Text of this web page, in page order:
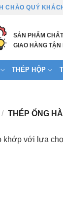
CHÀO QUÝ
SẢN PHẨM
GIAO HÀNG TẬN
THÉP HỘP
/ THÉP ỐNG
khớp với lựa